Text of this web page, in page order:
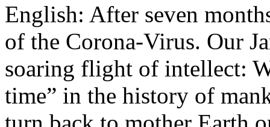
English: After seven
of the Corona-Virus. Our
soaring flight of intellect:
time” in the history of